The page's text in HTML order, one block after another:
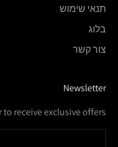
תנאי שימוש
בלוג
צור קשר
Newsletter
receive exclusive offers.